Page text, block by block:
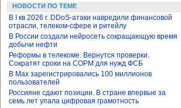
НОВОСТИ ПО ТЕМЕ
В I кв 2026 г. DDoS-атаки навредили финансовой
отрасли, телеком-сфере и ритейлу
В России создали нейросеть сокращающую время
добычи нефти
Реформы в телекоме. Вернутся проверки.
Сократят сроки на СОРМ для нужд ФСБ
В Max зарегистрировались 100 миллионов
пользователей
Россияне сдают позиции. В стране впервые за
семь лет упала цифровая грамотность